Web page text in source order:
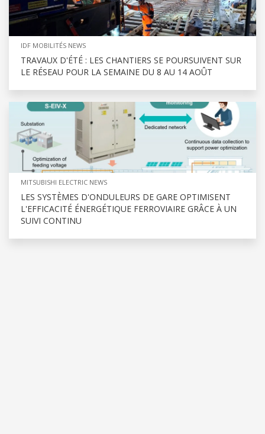
IDF MOBILITÉS NEWS
TRAVAUX D'ÉTÉ : LES CHANTIERS SE POURSUIVENT SUR
LE RÉSEAU POUR LA SEMAINE DU 8 AU 14 AOÛT
MITSUBISHI ELECTRIC NEWS
LES SYSTÈMES D'ONDULEURS DE GARE OPTIMISENT
L'EFFICACITÉ ÉNERGÉTIQUE FERROVIAIRE GRÂCE À UN
SUIVI CONTINU